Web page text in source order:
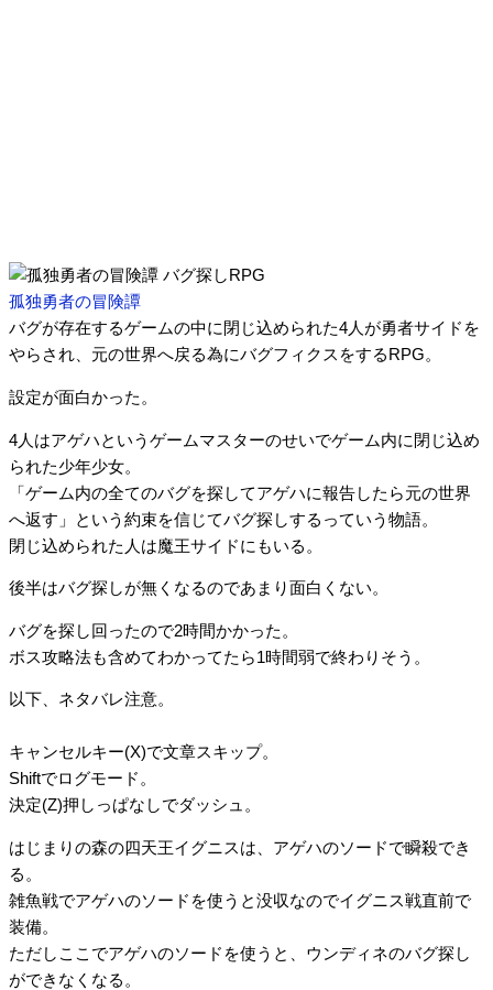
孤独勇者の冒険譚
バグが存在するゲームの中に閉じ込められた4人が勇者サイドを
やらされ、元の世界へ戻る為にバグフィクスをするRPG。
設定が面白かった。
4人はアゲハというゲームマスターのせいでゲーム内に閉じ込め
られた少年少女。
「ゲーム内の全てのバグを探してアゲハに報告したら元の世界
へ返す」という約束を信じてバグ探しするっていう物語。
閉じ込められた人は魔王サイドにもいる。
後半はバグ探しが無くなるのであまり面白くない。
バグを探し回ったので2時間かかった。
ボス攻略法も含めてわかってたら1時間弱で終わりそう。
以下、ネタバレ注意。
キャンセルキー(X)で文章スキップ。
Shiftでログモード。
決定(Z)押しっぱなしでダッシュ。
はじまりの森の四天王イグニスは、アゲハのソードで瞬殺でき
る。
雑魚戦でアゲハのソードを使うと没収なのでイグニス戦直前で
装備。
ただしここでアゲハのソードを使うと、ウンディネのバグ探し
ができなくなる。